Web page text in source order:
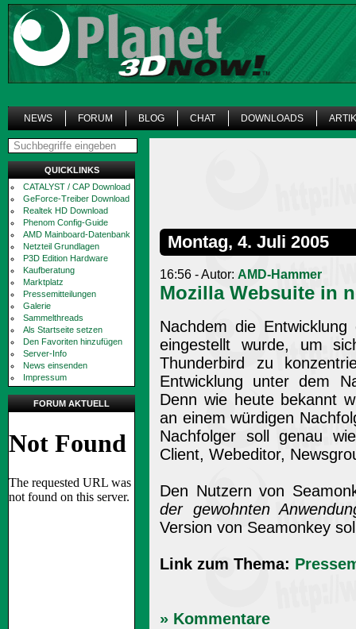
NEWS FORUM BLOG CHAT DOWNLOADS
QUICKLINKS
CATALYST / CAP Download
GeForce-Treiber Download
Realtek HD Download
Phenom Config-Guide
AMD Mainboard-Datenbank
Netzteil Grundlagen
P3D Edition Hardware
Kaufberatung
Marktplatz
Pressemitteilungen
Galerie
Sammelthreads
Als Startseite setzen
Den Favoriten hinzufügen
Server-Info
News einsenden
Impressum
FORUM AKTUELL
Montag, 4. Juli 2005
16:56 - Autor: AMD-Hammer
Mozilla Websuite in
Nachdem die
eingestellt wurde, um
Thunderbird zu
Entwicklung unter dem
Denn wie heute bekannt
an einem würdigen
Nachfolger soll genau
Client, Webeditor,
Den Nutzern von
der gewohnten
Version von Seamonkey
Link zum Thema:
» Kommentare